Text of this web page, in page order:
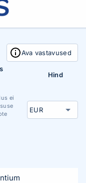
Ava vastavused
Hind
ei